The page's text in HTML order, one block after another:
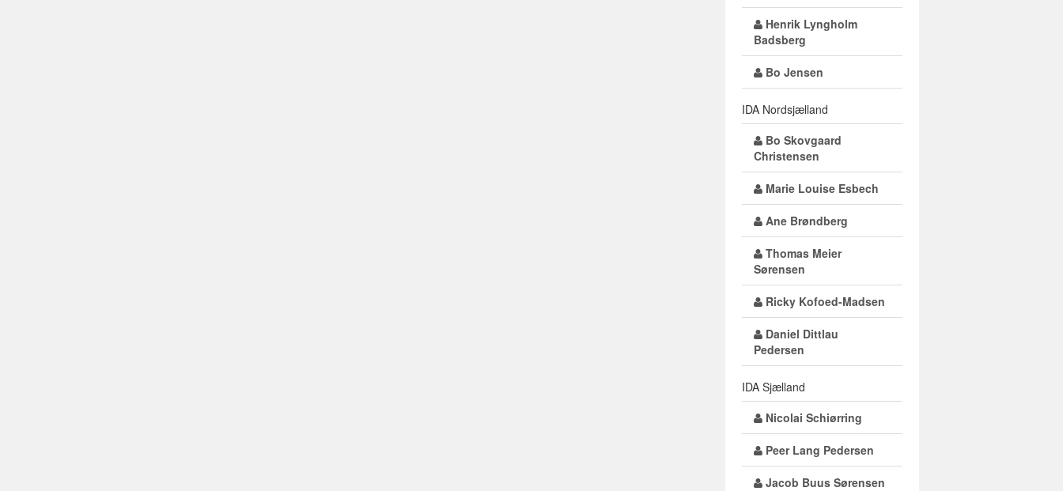
Henrik Lyngholm
Badsberg
Bo Jensen
IDA Nordsjælland
Bo Skovgaard
Christensen
Marie Louise Esbech
Ane Brøndberg
Thomas Meier
Sørensen
Ricky Kofoed-Madsen
Daniel Dittlau
Pedersen
IDA Sjælland
Nicolai Schiørring
Peer Lang Pedersen
Jacob Buus Sørensen